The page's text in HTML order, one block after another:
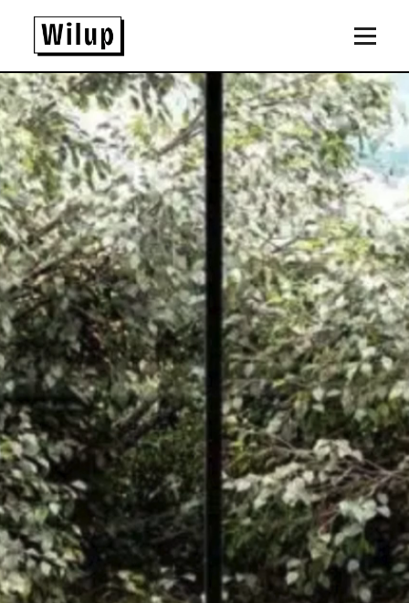
Revenir sur la page d'accueil